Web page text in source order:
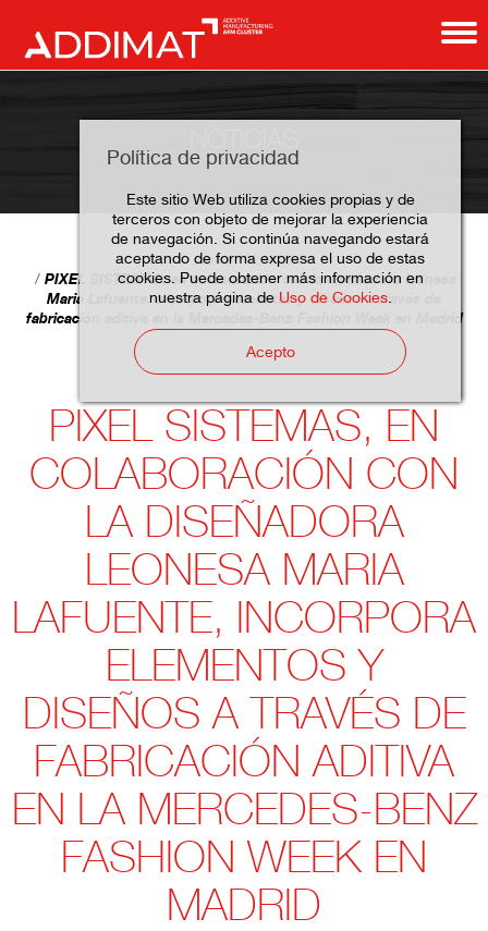
Política de privacidad
Este sitio Web utiliza cookies propias y de
terceros con objeto de mejorar la experiencia
de navegación. Si continúa navegando estará
aceptando de forma expresa el uso de estas
cookies. Puede obtener más información en
nuestra página de Uso de Cookies.
Acepto
Home Noticias
PIXEL SISTEMAS, en colaboración con la diseñadora leonesa
Maria Lafuente, incorpora elementos y diseños a través de
fabricación aditiva en la Mercedes-Benz Fashion Week en Madrid
PIXEL SISTEMAS, EN
COLABORACIÓN CON
LA DISEÑADORA
LEONESA MARIA
LAFUENTE, INCORPORA
ELEMENTOS Y
DISEÑOS A TRAVÉS DE
FABRICACIÓN ADITIVA
EN LA MERCEDES-BENZ
FASHION WEEK EN
MADRID